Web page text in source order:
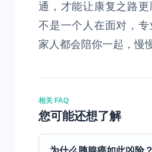
通，才能让康复之路
不是一个人在面对，
家人都会陪你一起，慢
相关 FAQ
您可能还想了解